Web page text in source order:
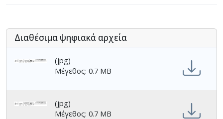
Διαθέσιμα ψηφιακά αρχεία
(jpg)
Μέγεθος: 0.7 MB
(jpg)
Μέγεθος: 0.7 MB